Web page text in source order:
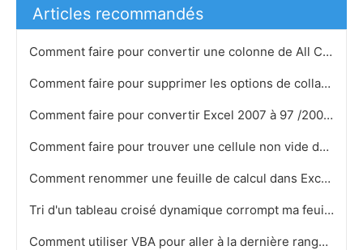
Articles recommandés
Comment faire pour convertir une colonne de All Caps dans Excel
Comment faire pour supprimer les options de collage dans Excel 2007
Comment faire pour convertir Excel 2007 à 97 /2003
Comment faire pour trouver une cellule non vide dans Excel
Comment renommer une feuille de calcul dans Excel 2003
Tri d'un tableau croisé dynamique corrompt ma feuille Excel
Comment utiliser VBA pour aller à la dernière rangée dans une feuille Excel